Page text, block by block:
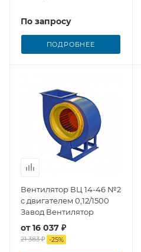
По запросу
ПОДРОБНЕЕ
Вентилятор ВЦ 14-46 №2
с двигателем 0,12/1500
Завод Вентилятор
от16 037 ₽
21 383 ₽ -25%